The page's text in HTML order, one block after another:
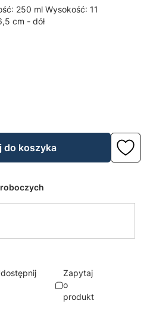
250 ml Wysokość: 11
cm - dół
do koszyka
Zapytaj
o
produkt